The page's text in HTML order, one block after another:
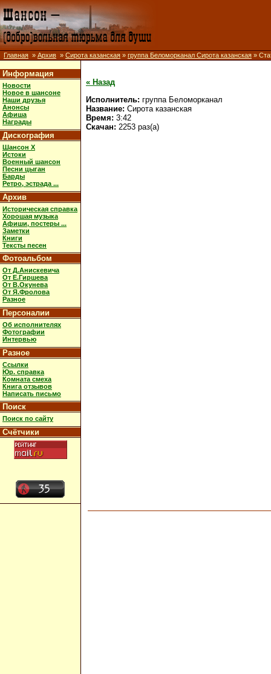
Главная » Архив » Сирота казанская » группа Беломорканал Сирота казанская »
Информация
Новости
Новое в шансоне
Наши друзья
Анонсы
Афиша
Награды
Дискография
Шансон X
Истоки
Военный шансон
Песни цыган
Барды
Ретро, эстрада ...
Архив
Историческая справка
Хорошая музыка
Афиши, постеры ...
Заметки
Книги
Тексты песен
Фотоальбом
От Д.Анискевича
От Е.Гиршева
От В.Окунева
От Я.Фролова
Разное
Персоналии
Об исполнителях
Фотографии
Интервью
Разное
Ссылки
Юр. справка
Комната смеха
Книга отзывов
Написать письмо
Поиск
Поиск по сайту
Счётчики
« Назад
Исполнитель: группа Беломорканал
Название: Сирота казанская
Время: 3:42
Скачан: 2253 раз(а)